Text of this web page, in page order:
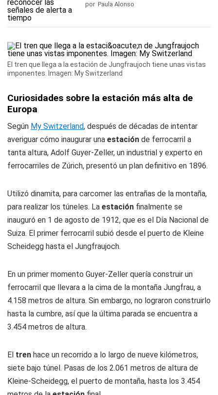
por Paula Alonso
El tren que llega a la estación de Jungfraujoch tiene unas vistas
imponentes. Imagen: My Switzerland
Curiosidades sobre la estación más alta de
Europa
Según My Switzerland, después de décadas de intentar
averiguar cómo inaugurar una estación de ferrocarril a
tanta altura, Adolf Guyer-Zeller, un industrial y experto en
ferrocarriles de Zúrich, presentó un plan definitivo en 1896.
Utilizó dinamita, para carcomer las entrañas de la montaña,
para realizar los túneles. La estación finalmente se
inauguró en 1 de agosto de 1912, que es el Día Nacional de
Suiza. El primer ferrocarril subió desde el puerto de Kleine
Scheidegg hasta el Jungfraujoch.
En un primer momento Guyer-Zeller quería construir un
ferrocarril que llevara a la cima de la montaña Jungfrau, a
4.158 metros de altura. Sin embargo, no lograron construirlo
hasta la cumbre, así que la última parada se encuentra a
3.454 metros de altura.
El tren hace un recorrido a lo largo de nueve kilómetros,
siete bajo túnel. Pasas de los 2.061 metros de altura de
Kleine-Scheidegg, el puerto de montaña, hasta los 3.454